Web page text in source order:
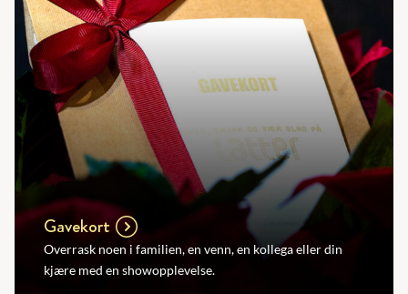
Gavekort
Overrask noen i familien, en venn, en kollega eller din
kjære med en showopplevelse.